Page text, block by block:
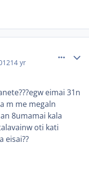
14 yr
eimai 31n
m me megaln
8umamai kala
oti kati
eisai??